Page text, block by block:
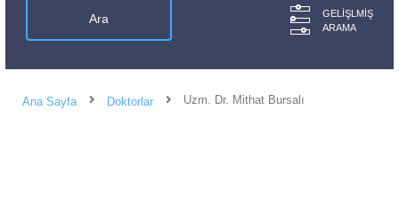
GELIŞLMIŞ
ARAMA
Ana Sayfa Doktorlar Uzm. Dr. Mithat Bursalı